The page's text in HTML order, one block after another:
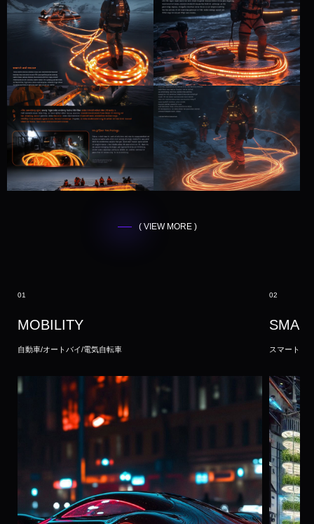
( VIEW MORE )
01
MOBILITY
自動車/オートバイ/電気自転車
02
スマートフ